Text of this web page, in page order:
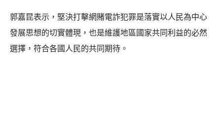
郭嘉昆表示，堅決打擊網賭電詐犯罪是落實以人民為中心
發展思想的切實體現，也是維護地區國家共同利益的必然
選擇，符合各國人民的共同期待。